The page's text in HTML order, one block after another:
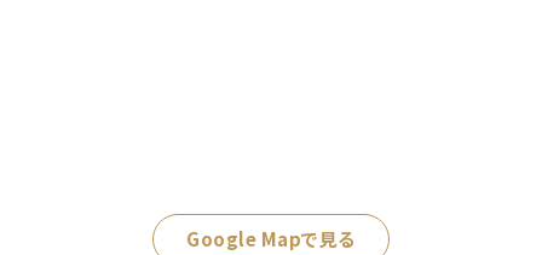
Google Mapで見る